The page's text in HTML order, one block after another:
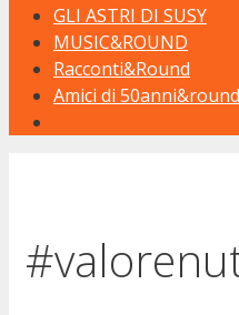
GLI ASTRI DI SUSY
MUSIC&ROUND
Racconti&Round
Amici di 50anni&round